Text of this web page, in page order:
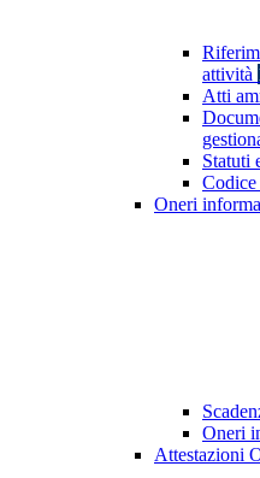
attività
Atti
Statuti
Codice
Oneri
Oneri
Attestazioni